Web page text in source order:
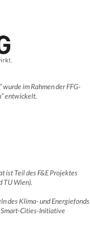
” wurde im Rahmen der FFG-
entwickelt.
ist Teil des F&E Projektes
TU Wien).
des Klima- und Energiefonds
Smart-Cities-Initiative